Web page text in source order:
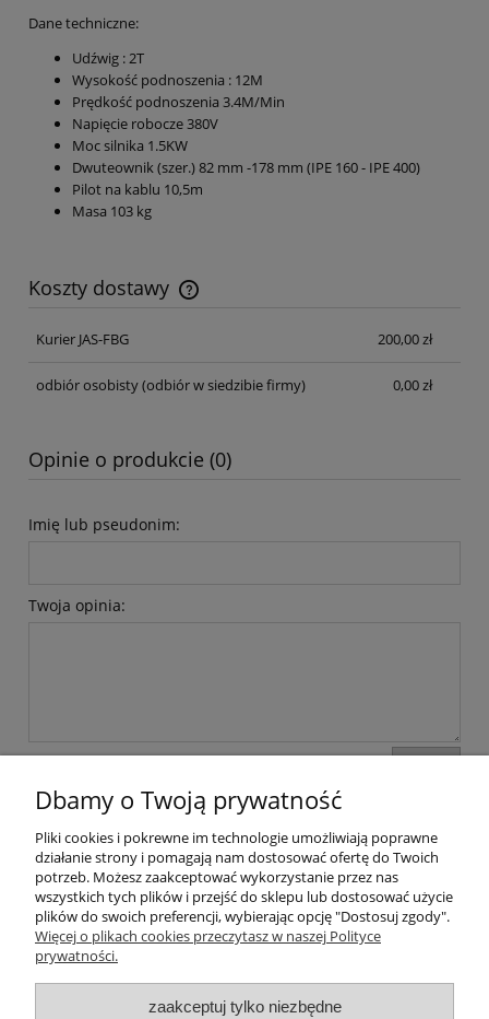
Dane techniczne:
Udźwig : 2T
Wysokość podnoszenia : 12M
Prędkość podnoszenia 3.4M/Min
Napięcie robocze 380V
Moc silnika 1.5KW
Dwuteownik (szer.) 82 mm -178 mm (IPE 160 - IPE 400)
Pilot na kablu 10,5m
Masa 103 kg
Koszty dostawy
Cena nie zawiera ewentualnych kosztów płatności
Kurier JAS-FBG
200,00 zł
odbiór osobisty(odbiór w siedzibie firmy) 0,00 zł
Opinie o produkcie (0)
Imię lub pseudonim:
Twoja opinia:
Moje konto
Płatności i dostawa
O nas
Dbamy o Twoją prywatność
Pliki cookies i pokrewne im technologie umożliwiają poprawne
działanie strony i pomagają nam dostosować ofertę do Twoich
potrzeb. Możesz zaakceptować wykorzystanie przez nas
wszystkich tych plików i przejść do sklepu lub dostosować użycie
plików do swoich preferencji, wybierając opcję "Dostosuj zgody".
Więcej o plikach cookies przeczytasz w naszej Polityce
prywatności.
zaakceptuj tylko niezbędne